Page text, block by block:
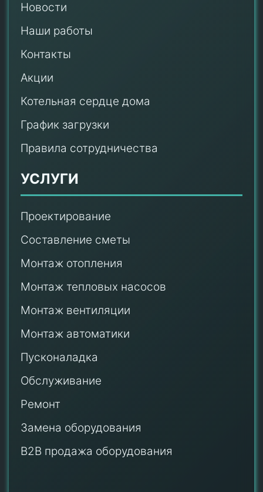
Новости
Наши работы
Контакты
Акции
Котельная сердце дома
График загрузки
Правила сотрудничества
УСЛУГИ
Проектирование
Составление сметы
Монтаж отопления
Монтаж тепловых насосов
Монтаж вентиляции
Монтаж автоматики
Пусконаладка
Обслуживание
Ремонт
Замена оборудования
B2B продажа оборудования